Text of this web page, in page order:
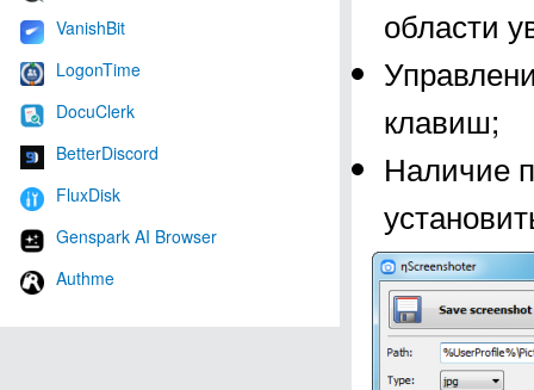
VanishBit
LogonTime
DocuClerk
BetterDiscord
FluxDisk
Genspark AI Browser
Authme
области
клавиш;
Наличие